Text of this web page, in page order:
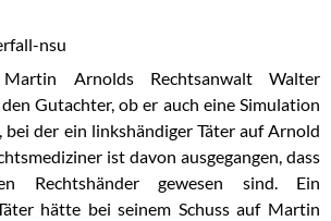
Arnolds Rechtsanwalt Walter
Gutachter, ob er auch eine Simulation
der ein linkshändiger Täter auf Arnold
ist davon ausgegangen, dass
Rechtshänder gewesen sind. Ein
hätte bei seinem Schuss auf Martin